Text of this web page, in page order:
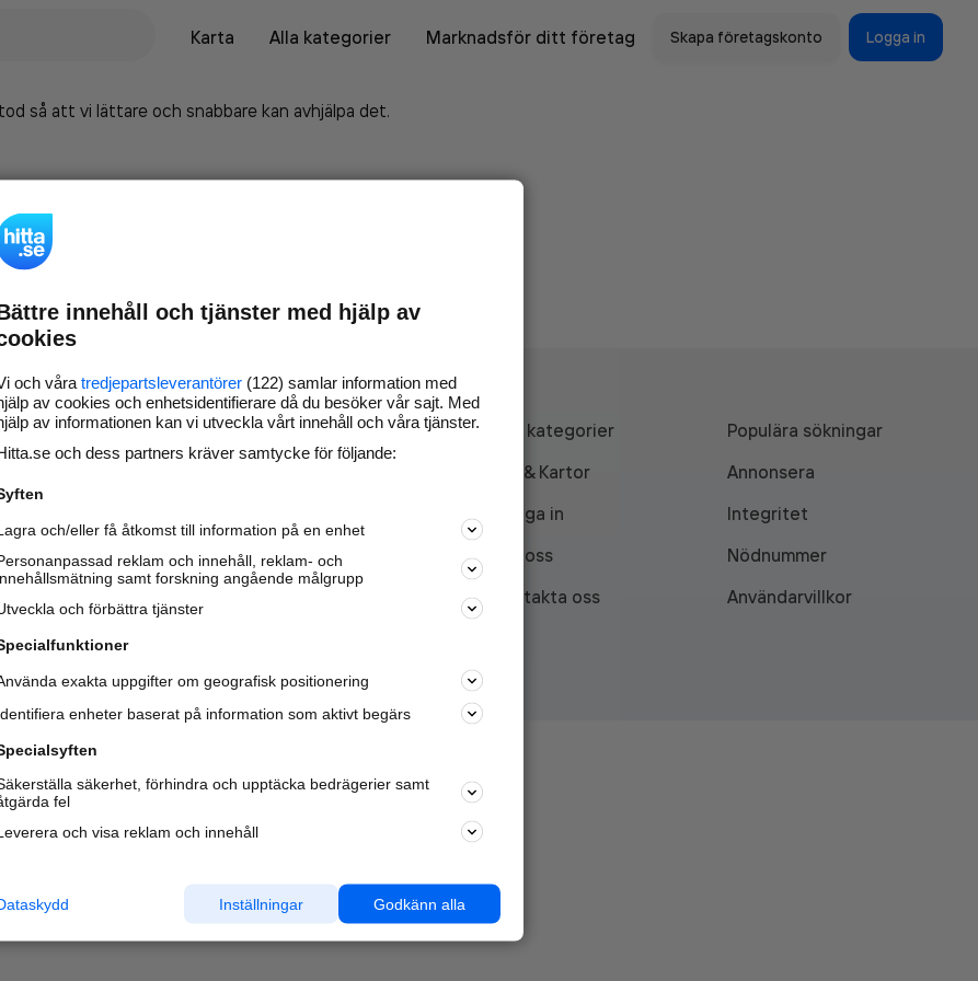
Karta
Alla kategorier Marknadsför ditt företag Skapa företagskonto Logga in
så att vi lättare och snabbare kan avhjälpa det.
Marknadsför företaget på
nya kunder och
samarbetspartners nära dig.
Läs mer här
Alla kategorier
Populära sökningar
API & Kartor
Annonsera
Logga in
Integritet
Om oss
Nödnummer
Kontakta oss
Användarvillkor
innehåll och tjänster med hjälp av
och våra tredjepartsleverantörer (122) samlar information med
av cookies och enhetsidentifierare då du besöker vår sajt. Med
av informationen kan vi utveckla vårt innehåll och våra tjänster.
och dess partners kräver samtycke för följande:
och/eller få åtkomst till information på en enhet
reklam och innehåll, reklam- och
samt forskning angående målgrupp
och förbättra tjänster
exakta uppgifter om geografisk positionering
enheter baserat på information som aktivt begärs
säkerhet, förhindra och upptäcka bedrägerier samt
fel
och visa reklam och innehåll
Godkänn alla
Inställningar